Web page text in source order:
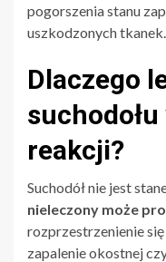
pogorszenia stanu
uszkodzonych tkanek.
Dlaczego
reakcji?
Suchodół nie jest
nieleczony może
rozprzestrzenienie
zapalenie okostnej